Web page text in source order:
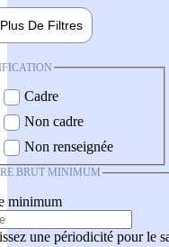
Plus De Filtres
Cadre
Non cadre
Non renseignée
BRUT MINIMUM
minimum
une périodicité pour le